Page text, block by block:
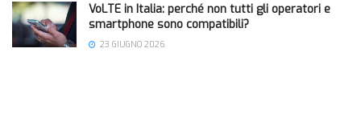
VoLTE in Italia: perché non tutti gli operatori e
smartphone sono compatibili?
23 GIUGNO 2026